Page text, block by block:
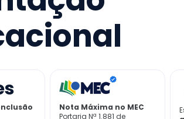
Nota Máxima no MEC
Portaria Nª 1.881 de